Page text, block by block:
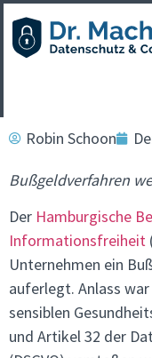
Robin Schoon
Bußgeldverfahren
Der Hamburgische
Informationsfreiheit
Unternehmen ein
auferlegt. Anlass
sensiblen
und Artikel 32 der